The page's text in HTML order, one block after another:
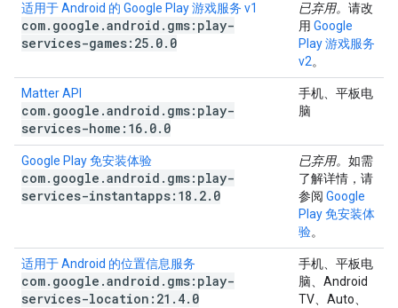
适用于 Android 的 Google Play 游戏服务 v1
com. google .android . gms:play-
services-games:25. 0. 0
已弃用。 请改
用 Google
Play 游戏服务
v2。
Matter API
com. google .android . gms:play-
services-home:16. 0. 0
手机、平板电
脑
Google Play 免安装体验
com. google .android . gms:play-
services-instantapps:18 . 2. 0
已弃用。 如需
了解详情，请
参阅 Google
Play 免安装体
验。
适用于 Android 的位置信息服务
com. google .android . gms:play-
services-location:21 . 4. 0
手机、平板电
脑、Android
TV、Auto、